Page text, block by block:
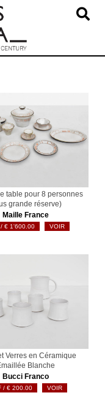
table pour 8 personnes
grande réserve)
Maille France
€ 1'600.00 VOIR
Verres en Céramique
Blanche
Bucci Franco
€ 200.00 VOIR